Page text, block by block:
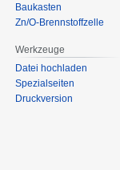
Baukasten
Zn/O-Brennstoffzelle
Werkzeuge
Datei hochladen
Spezialseiten
Druckversion